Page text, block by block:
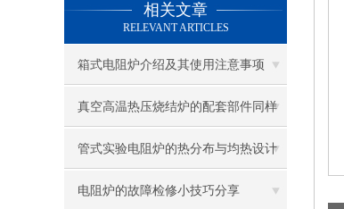
相关文章
RELEVANT ARTICLES
箱式电阻炉介绍及其使用注意事项
真空高温热压烧结炉的配套部件同样
需要维护!
管式实验电阻炉的热分布与均热设计
电阻炉的故障检修小技巧分享